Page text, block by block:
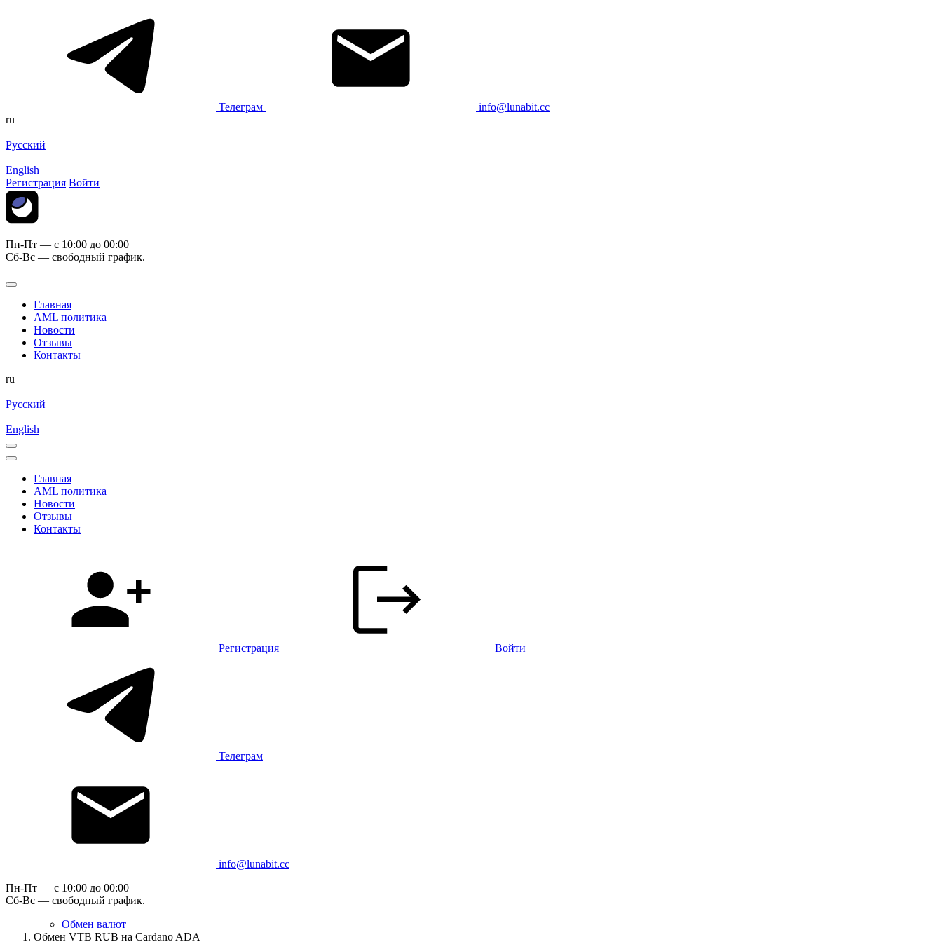
Телеграм
info@lunabit.cc
ru
Русский
English
Регистрация Войти
Пн-Пт — c 10:00 до 00:00
Сб-Вс — свободный график.
Главная
AML политика
Новости
Отзывы
Контакты
ru
Русский
English
Главная
AML политика
Новости
Отзывы
Контакты
Регистрация Войти
Телеграм
info@lunabit.cc
Пн-Пт — c 10:00 до 00:00
Сб-Вс — свободный график.
Обмен валют
Обмен VTB RUB на Cardano ADA